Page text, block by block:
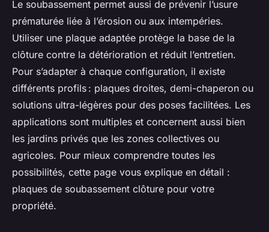
Le soubassement permet aussi de prévenir l’usure
prématurée liée à l’érosion ou aux intempéries.
Utiliser une plaque adaptée protège la base de la
clôture contre la détérioration et réduit l’entretien.
Pour s’adapter à chaque configuration, il existe
différents profils : plaques droites, demi-chaperon ou
solutions ultra-légères pour des poses facilitées. Les
applications sont multiples et concernent aussi bien
les jardins privés que les zones collectives ou
agricoles. Pour mieux comprendre toutes les
possibilités, cette page vous explique en détail :
plaques de soubassement clôture pour votre
propriété.